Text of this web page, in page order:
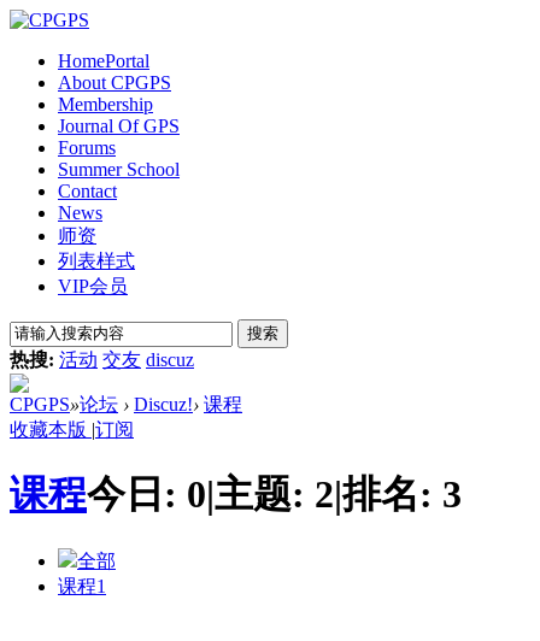
HomePortal
About CPGPS
Membership
Journal Of GPS
Forums
Summer School
Contact
News
师资
列表样式
VIP会员
搜索
热搜: 活动 交友 discuz
CPGPS»论坛 › Discuz!› 课程
收藏本版 |订阅
课程今日: 0|主题: 2|排名: 3
全部
课程1